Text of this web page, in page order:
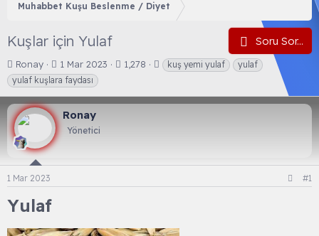
Muhabbet Kuşu Beslenme / Diyet
Kuşlar için Yulaf Soru Sor...
K
o
n
b
u
y
u
b
a
ş
a
a
Ronay
B
a
ş
l
a
g
ç
h
1 Mar 2023 1,278
E
k
r
kuş yemi yulaf
yulaf
yulaf kuşlara faydası
Ronay
Yönetici
1 Mar 2023 #1
Yulaf​